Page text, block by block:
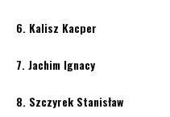
6. Kalisz Kacper
7. Jachim Ignacy
8. Szczyrek Stanisław